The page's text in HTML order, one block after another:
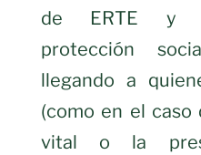
de ERTE y
protección
llegando a
(como en el caso
vital o la